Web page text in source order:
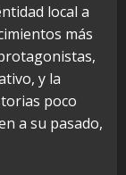
local a
más
y la
poco
a su pasado,